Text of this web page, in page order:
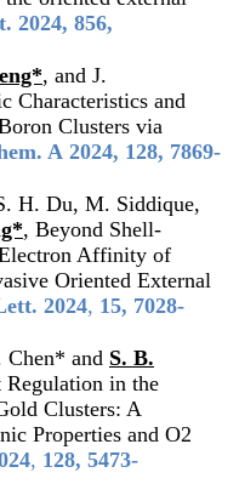
2024, 856,
, and J.
Characteristics and
Clusters via
A 2024, 128, 7869-
H. Du, M. Siddique,
, Beyond Shell-
Affinity of
Oriented External
2024, 15, 7028-
and S. B.
in the
Clusters: A
Properties and O2
, 128, 5473-